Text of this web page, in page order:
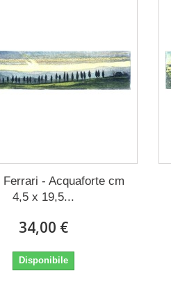
Ferrari - Acquaforte cm
4,5 x 19,5...
34,00 €
Disponibile